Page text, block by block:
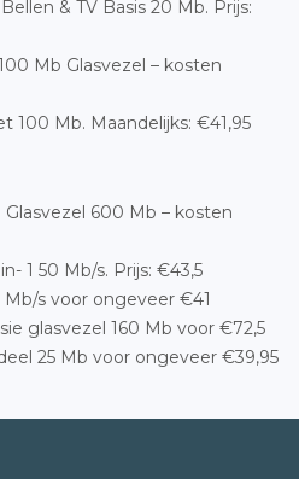
& TV Basis 20 Mb. Prijs:
Mb Glasvezel – kosten
100 Mb. Maandelijks: €41,95
Glasvezel 600 Mb – kosten
1 50 Mb/s. Prijs: €43,5
Mb/s voor ongeveer €41
glasvezel 160 Mb voor €72,5
25 Mb voor ongeveer €39,95